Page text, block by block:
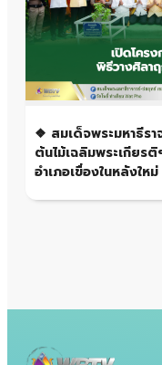
❖ สมเด็จพระมหาธีรา
ต้นไม้เฉลิมพระเกียร
อำเภอเขื่องในหลังให